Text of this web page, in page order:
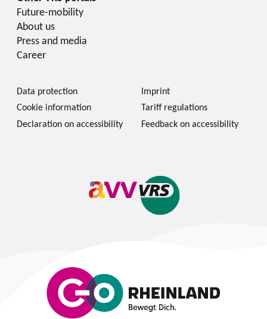
Future-mobility
About us
Press and media
Career
Data protection
Imprint
Cookie information
Tariff regulations
Declaration on accessibility
Feedback on accessibility